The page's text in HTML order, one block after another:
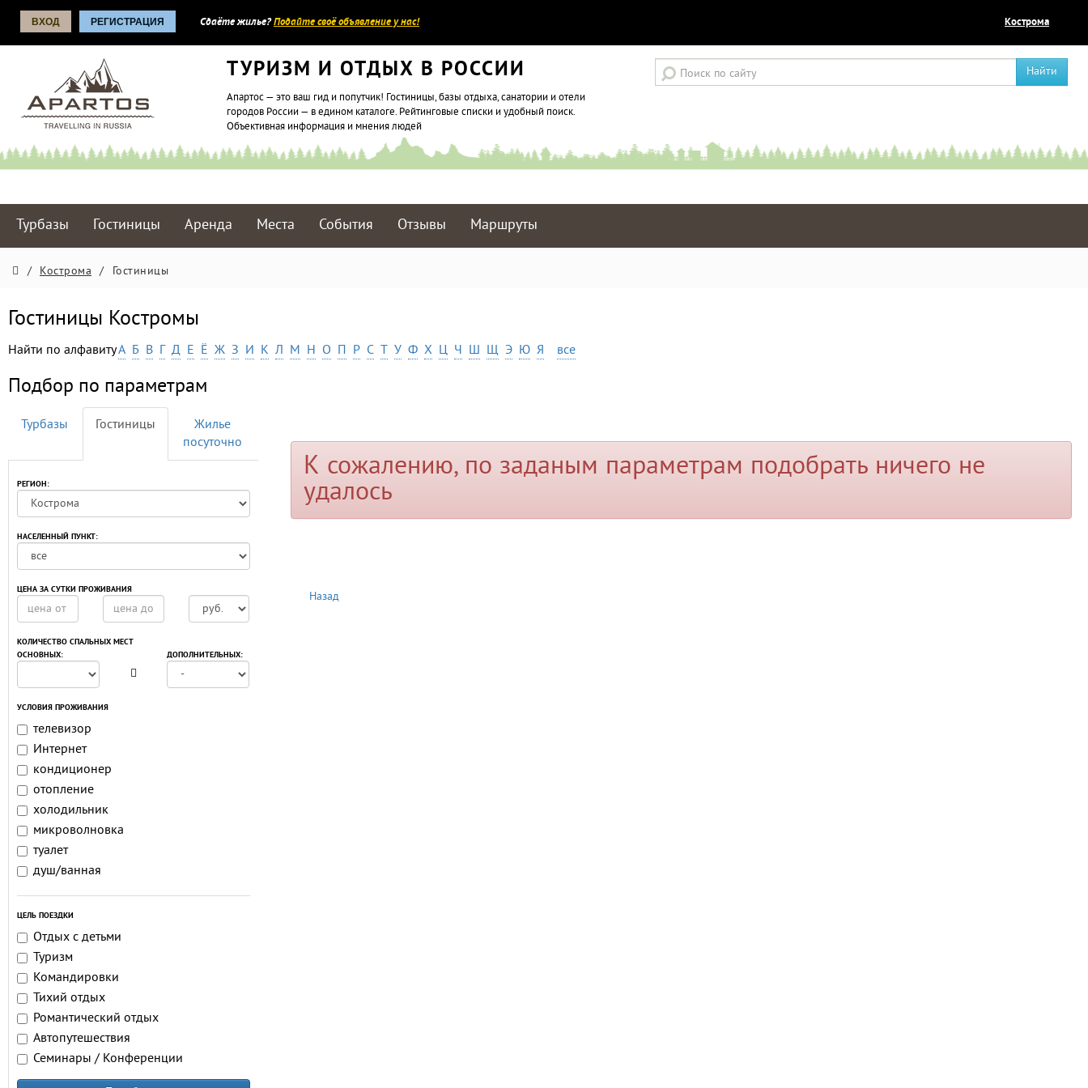
ВХОД РЕГИСТРАЦИЯ Сдаёте жилье?Подайте своё объявление у нас! Кострома
ТУРИЗМ И ОТДЫХ В РОССИИ
Апартос — это ваш гид и попутчик! Гостиницы, базы отдыха, санатории и отели
городов России — в едином каталоге. Рейтинговые списки и удобный поиск.
Объективная информация и мнения людей
Найти
Турбазы Гостиницы Аренда Места События Отзывы Маршруты
/ Кострома / Гостиницы
Гостиницы Костромы
Найти по алфавитуА Б В Г Д Е Ё Ж З И К Л М Н О П Р С Т У Ф Х Ц Ч Ш Щ Э Ю Я все
Подбор по параметрам
Турбазы Гостиницы
Жилье
посуточно
РЕГИОН:
НАСЕЛЕННЫЙ ПУНКТ:
ЦЕНА ЗА СУТКИ ПРОЖИВАНИЯ
КОЛИЧЕСТВО СПАЛЬНЫХ МЕСТ
ОСНОВНЫХ:
ДОПОЛНИТЕЛЬНЫХ:
УСЛОВИЯ ПРОЖИВАНИЯ
телевизор
Интернет
кондиционер
отопление
холодильник
микроволновка
туалет
душ/ванная
ЦЕЛЬ ПОЕЗДКИ
Отдых с детьми
Туризм
Командировки
Тихий отдых
Романтический отдых
Автопутешествия
Семинары / Конференции
К сожалению, по заданым параметрам подобрать ничего не
удалось
Назад